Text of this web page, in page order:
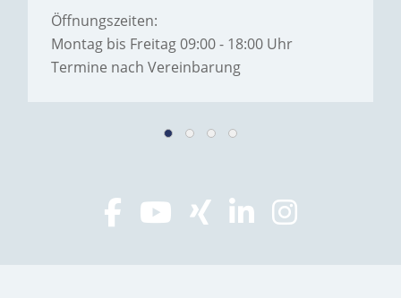
Öffnungszeiten:
Montag bis Freitag 09:00 - 18:00 Uhr
Termine nach Vereinbarung